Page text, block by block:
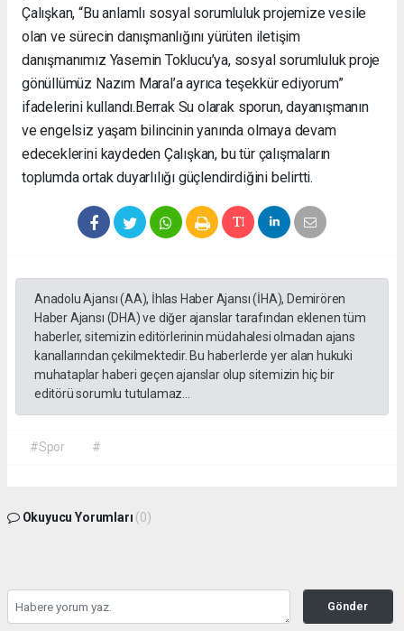
Çalışkan, “Bu anlamlı sosyal sorumluluk projemize vesile
olan ve sürecin danışmanlığını yürüten iletişim
danışmanımız Yasemin Toklucu’ya, sosyal sorumluluk proje
gönüllümüz Nazım Maral’a ayrıca teşekkür ediyorum”
ifadelerini kullandı. ​Berrak Su olarak sporun, dayanışmanın
ve engelsiz yaşam bilincinin yanında olmaya devam
edeceklerini kaydeden Çalışkan, bu tür çalışmaların
toplumda ortak duyarlılığı güçlendirdiğini belirtti.
Anadolu Ajansı (AA), İhlas Haber Ajansı (İHA), Demirören
Haber Ajansı (DHA) ve diğer ajanslar tarafından eklenen tüm
haberler, sitemizin editörlerinin müdahalesi olmadan ajans
kanallarından çekilmektedir. Bu haberlerde yer alan hukuki
muhataplar haberi geçen ajanslar olup sitemizin hiç bir
editörü sorumlu tutulamaz...
#Spor #
Okuyucu Yorumları (0)
Gönder